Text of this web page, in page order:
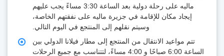
ماليه على رحلة دولية بعد الساعة 3:30 مساءً يجب عليهم
إيجاد مكان للإقامة في جزيرة ماليه على نفقتهم الخاصة،
وسيتم نقلهم إلى المنتجع في اليوم التالي.
تتم مواعيد الانتقال من المنتجع إلى مطار فيلانا الدولي بين
الساعة 6:00 صباحًا و 4:00 مساءً، لتتناسب مع جميع الرحلات